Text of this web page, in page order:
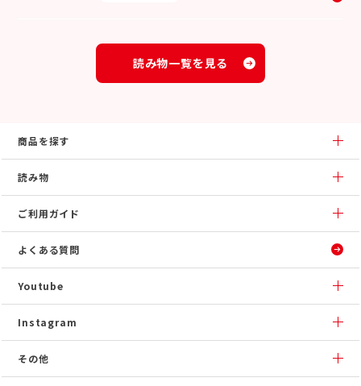
読み物一覧を見る
商品を探す
読み物
ご利用ガイド
よくある質問
Youtube
Instagram
その他